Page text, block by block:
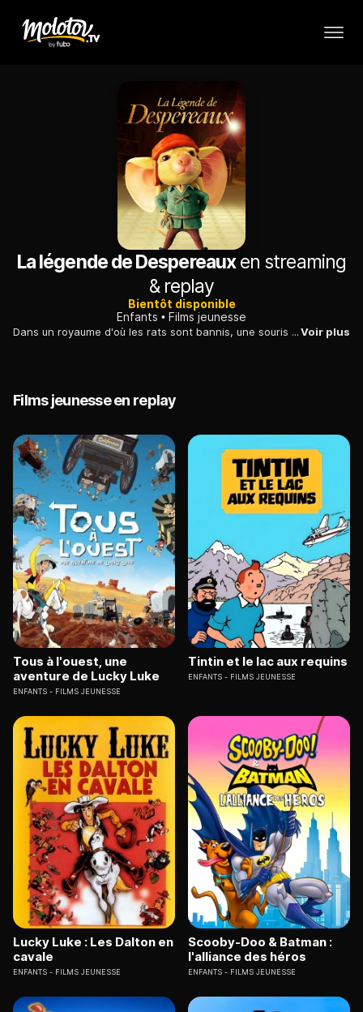
La légende de Despereauxen streaming
& replay
Bientôt disponible
Enfants
Films jeunesse
Dans un royaume d'où les rats sont bannis, une souris décide de devenir le chevalier servant de la princesse. Mais le roi n'apprécie guère son initiative.Voir plus
Films jeunesse en replay
Tous à l'ouest, une
aventure de Lucky Luke
ENFANTS FILMS JEUNESSE
Tintin et le lac aux requins
ENFANTS FILMS JEUNESSE
Lucky Luke : Les Dalton en
cavale
ENFANTS FILMS JEUNESSE
Scooby-Doo & Batman :
l'alliance des héros
ENFANTS FILMS JEUNESSE